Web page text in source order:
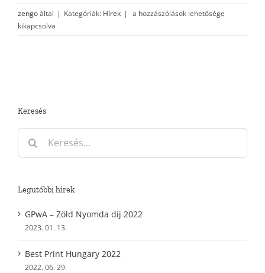
zengoáltal | Kategóriák: Hírek |
Dürer
elismerés
a hozzászólások lehetősége
kikapcsolva
Keresés
Legutóbbi hírek
GPwA – Zöld Nyomda díj 2022
2023. 01. 13.
Best Print Hungary 2022
2022. 06. 29.